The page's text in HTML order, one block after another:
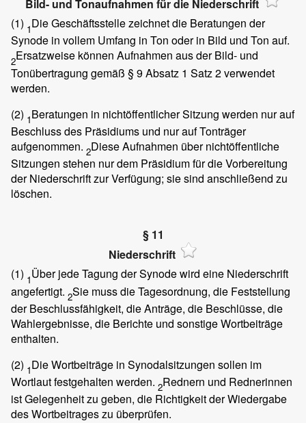
Bild- und Tonaufnahmen für die Niederschrift
(1) 1Die Geschäftsstelle zeichnet die Beratungen der
Synode in vollem Umfang in Ton oder in Bild und Ton auf.
2Ersatzweise können Aufnahmen aus der Bild- und
Tonübertragung gemäß § 9 Absatz 1 Satz 2 verwendet
werden.
(2) 1Beratungen in nichtöffentlicher Sitzung werden nur auf
Beschluss des Präsidiums und nur auf Tonträger
aufgenommen. 2Diese Aufnahmen über nichtöffentliche
Sitzungen stehen nur dem Präsidium für die Vorbereitung
der Niederschrift zur Verfügung; sie sind anschließend zu
löschen.
§ 11
Niederschrift
(1) 1Über jede Tagung der Synode wird eine Niederschrift
angefertigt. 2Sie muss die Tagesordnung, die Feststellung
der Beschlussfähigkeit, die Anträge, die Beschlüsse, die
Wahlergebnisse, die Berichte und sonstige Wortbeiträge
enthalten.
(2) 1Die Wortbeiträge in Synodalsitzungen sollen im
Wortlaut festgehalten werden. 2Rednern und Rednerinnen
ist Gelegenheit zu geben, die Richtigkeit der Wiedergabe
des Wortbeitrages zu überprüfen.